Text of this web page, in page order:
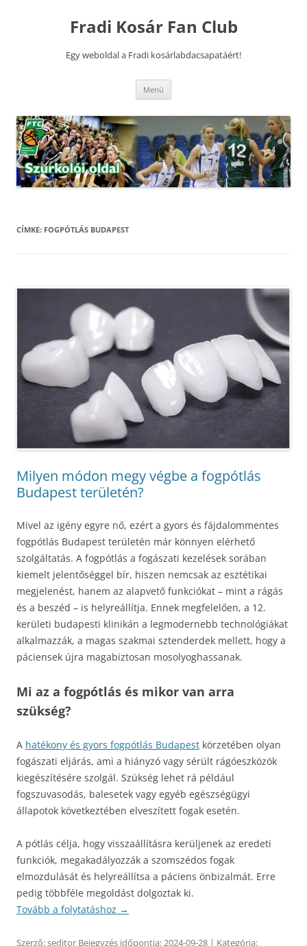
Fradi Kosár Fan Club
Egy weboldal a Fradi kosárlabdacsapatáért!
Menü
CÍMKE: FOGPÓTLÁS BUDAPEST
Milyen módon megy végbe a fogpótlás
Budapest területén?
Mivel az igény egyre nő, ezért a gyors és fájdalommentes
fogpótlás Budapest területén már könnyen elérhető
szolgáltatás. A fogpótlás a fogászati kezelések sorában
kiemelt jelentőséggel bír, hiszen nemcsak az esztétikai
megjelenést, hanem az alapvető funkciókat – mint a rágás
és a beszéd – is helyreállítja. Ennek megfelelően, a 12.
kerületi budapesti klinikán a legmodernebb technológiákat
alkalmazzák, a magas szakmai sztenderdek mellett, hogy a
páciensek újra magabiztosan mosolyoghassanak.
Mi az a fogpótlás és mikor van arra
szükség?
A hatékony és gyors fogpótlás Budapest körzetében olyan
fogászati eljárás, ami a hiányzó vagy sérült rágóeszközök
kiegészítésére szolgál. Szükség lehet rá például
fogszuvasodás, balesetek vagy egyéb egészségügyi
állapotok következtében elveszített fogak esetén.
A pótlás célja, hogy visszaállításra kerüljenek az eredeti
funkciók, megakadályozzák a szomszédos fogak
elmozdulását és helyreállítsa a páciens önbizalmát. Erre
pedig többféle megoldást dolgoztak ki.
Tovább a folytatáshoz →
Szerző:seditor Bejegyzés időpontja:2024-09-28 | Kategória: